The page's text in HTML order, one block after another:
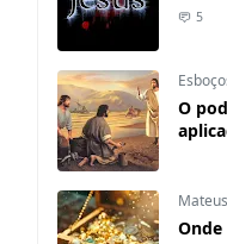
5
O
Mateus
Onde